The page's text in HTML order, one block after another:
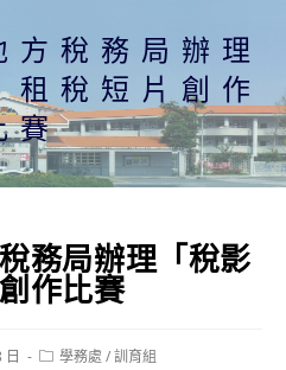
方稅務局辦理
租稅短片創作
賽
務局辦理「稅影
作比賽
日
Post學務處 /訓育組